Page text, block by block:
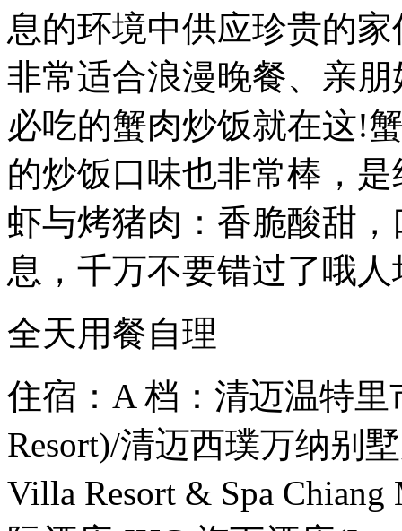
息的环境中供应珍贵的
非常适合浪漫晚餐、亲
必吃的蟹肉炒饭就在这!
的炒饭口味也非常棒，
虾与烤猪肉：香脆酸甜
息，千万不要错过了哦人
全天用餐自理
住宿：A 档：清迈温特里
Resort)/清迈西璞万纳别
Villa Resort & Spa